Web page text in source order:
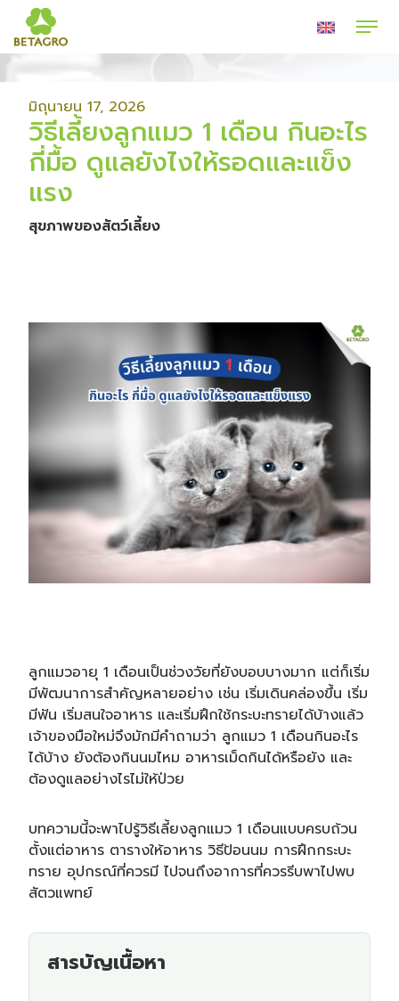
มิถุนายน 17, 2026
วิธีเลี้ยงลูกแมว 1 เดือน กินอะไร
กี่มื้อ ดูแลยังไงให้รอดและแข็ง
แรง
สุขภาพของสัตว์เลี้ยง
ลูกแมวอายุ 1 เดือนเป็นช่วงวัยที่ยังบอบบางมาก แต่ก็เริ่ม
มีพัฒนาการสำคัญหลายอย่าง เช่น เริ่มเดินคล่องขึ้น เริ่ม
มีฟัน เริ่มสนใจอาหาร และเริ่มฝึกใช้กระบะทรายได้บ้างแล้ว
เจ้าของมือใหม่จึงมักมีคำถามว่า ลูกแมว 1 เดือนกินอะไร
ได้บ้าง ยังต้องกินนมไหม อาหารเม็ดกินได้หรือยัง และ
ต้องดูแลอย่างไรไม่ให้ป่วย
บทความนี้จะพาไปรู้วิธีเลี้ยงลูกแมว 1 เดือนแบบครบถ้วน
ตั้งแต่อาหาร ตารางให้อาหาร วิธีป้อนนม การฝึกกระบะ
ทราย อุปกรณ์ที่ควรมี ไปจนถึงอาการที่ควรรีบพาไปพบ
สัตวแพทย์
สารบัญเนื้อหา